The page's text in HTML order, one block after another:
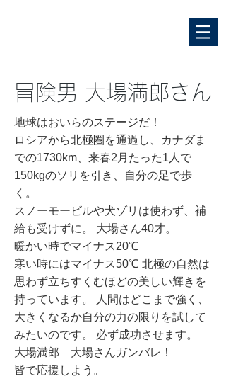
冒険男 大場満郎さん
地球はおいらのステージだ！
ロシアから北極圏を通過し、カナダま
での1730km、来春2月たった1人で
150kgのソリを引き、自分の足で歩
く。
スノーモービルや犬ゾリは使わず、補
給も受けずに。 大場さん40才。
暖かい時でマイナス20℃
寒い時にはマイナス50℃ 北極の自然は
思わず立ちすくむほどの美しい輝きを
持っています。 人間はどこまで強く、
大きくなるか自分の力の限りを試して
みたいのです。 必ず成功させます。
大場満郎 大場さんガンバレ！
皆で応援しよう。